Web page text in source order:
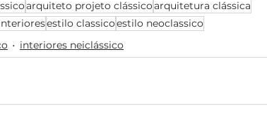
arquiteto projeto clássicoarquitetura clássica
estilo classicoestilo neoclassico
interiores neiclássico